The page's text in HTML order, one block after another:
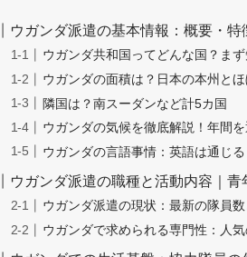
ウガンダ派遣の基本情報：概要・特
ウガンダ共和国ってどんな国？ま
ウガンダの面積は？日本の本州とほ
隣国は？南スーダンなど計5カ国
ウガンダの気候を徹底解説！年間
ウガンダの言語事情：英語は通じ
ウガンダ派遣の職種と活動内容｜青
ウガンダ派遣の現状：最新の隊員
ウガンダで求められる専門性：人